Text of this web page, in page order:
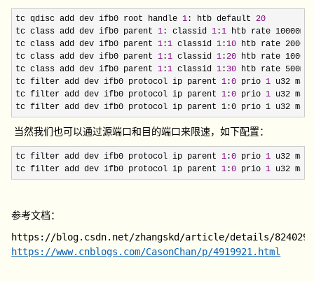
tc qdisc add dev ifb0 root handle 1 : htb default 20
tc class add dev ifb0 parent 1 : classid 1 :1 htb rate
tc class add dev ifb0 parent 1 :1 classid 1 :10 htb rate
tc class add dev ifb0 parent 1 :1 classid 1 :20 htb rate
tc class add dev ifb0 parent 1 :1 classid 1 : 30 htb rate
tc filter add dev ifb0 protocol ip parent 1 :0 prio 1 u32
tc filter add dev ifb0 protocol ip parent 1 :0 prio 1 u32
tc filter add dev ifb0 protocol ip parent 1:0 prio 1 u32
当然我们也可以通过源端口和目的端口来限速，如下配置：
tc filter add dev ifb0 protocol ip parent 1 :0 prio 1 u32
tc filter add dev ifb0 protocol ip parent 1 :0 prio 1 u32
参考文档：
https://blog.csdn.net/zhangskd/article/details/
https://www.cnblogs.com/CasonChan/p/4919921.html